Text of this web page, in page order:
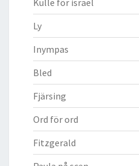
Ly
Inympas
Bled
Fjärsing
Ord för ord
Fitzgerald